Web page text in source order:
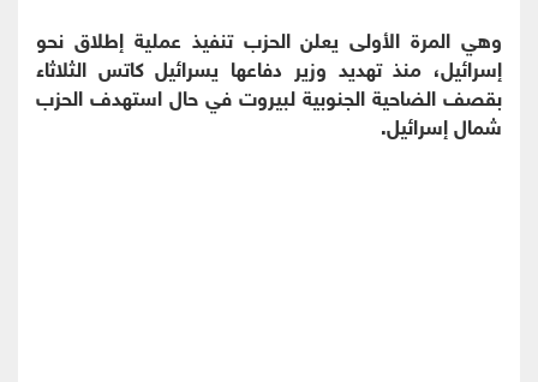
وهي المرة الأولى يعلن الحزب تنفيذ عملية إطلاق نحو
إسرائيل، منذ تهديد وزير دفاعها يسرائيل كاتس الثلاثاء
بقصف الضاحية الجنوبية لبيروت في حال استهدف الحزب
شمال إسرائيل.